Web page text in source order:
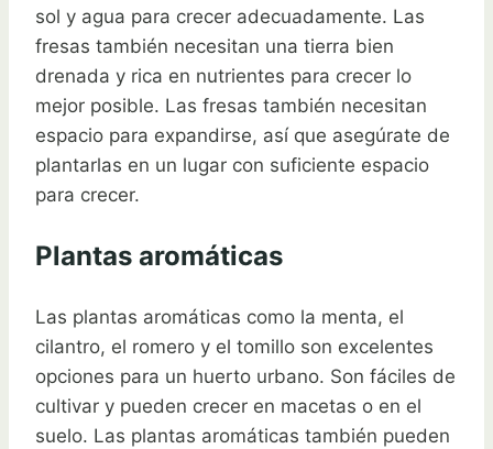
sol y agua para crecer adecuadamente. Las
fresas también necesitan una tierra bien
drenada y rica en nutrientes para crecer lo
mejor posible. Las fresas también necesitan
espacio para expandirse, así que asegúrate de
plantarlas en un lugar con suficiente espacio
para crecer.
Plantas aromáticas
Las plantas aromáticas como la menta, el
cilantro, el romero y el tomillo son excelentes
opciones para un huerto urbano. Son fáciles de
cultivar y pueden crecer en macetas o en el
suelo. Las plantas aromáticas también pueden